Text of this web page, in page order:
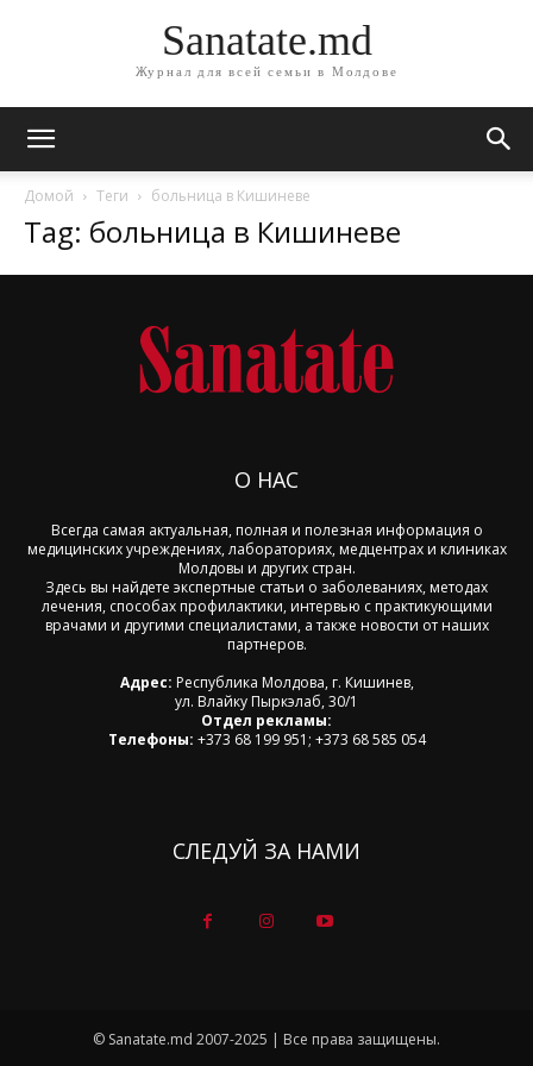
Sanatate.md
Журнал для всей семьи в Молдове
Домой Теги больница в Кишиневе
Tag: больница в Кишиневе
О НАС
Всегда самая актуальная, полная и полезная информация о
медицинских учреждениях, лабораториях, медцентрах и клиниках
Молдовы и других стран.
Здесь вы найдете экспертные статьи о заболеваниях, методах
лечения, способах профилактики, интервью с практикующими
врачами и другими специалистами, а также новости от наших
партнеров.
Адрес: Республика Молдова, г. Кишинев,
ул. Влайку Пыркэлаб, 30/1
Отдел рекламы:
Телефоны: +373 68 199 951; +373 68 585 054
СЛЕДУЙ ЗА НАМИ
© Sanatate.md 2007-2025 | Все права защищены.